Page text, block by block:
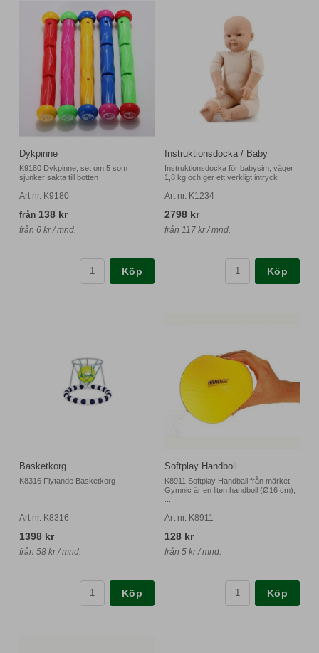
Dykpinne
K9180 Dykpinne, set om 5 som
sjunker sakta till botten
Art nr. K9180
från 138 kr
från 6 kr / mnd.
Köp
Instruktionsdocka / Baby
Instruktionsdocka för babysim, väger
1,8 kg och ger ett verkligt intryck
Art nr. K1234
2798 kr
från 117 kr / mnd.
Köp
Basketkorg
K8316 Flytande Basketkorg
Art nr. K8316
1398 kr
från 58 kr / mnd.
Köp
Softplay Handboll
K8911 Softplay Handball från märket
Gymnic är en liten handboll (Ø16 cm),
Art nr. K8911
128 kr
från 5 kr / mnd.
Köp